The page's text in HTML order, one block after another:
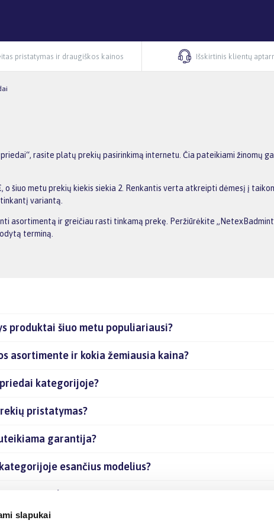
slapukai
pristatymas ir draugiškos kainos Išskirtinis klientų
rasite platų prekių pasirinkimą internetu. Čia pateikiami žinomų
o šiuo metu prekių kiekis siekia 2. Renkantis verta atkreipti dėmesį į
variantą.
asortimentą ir greičiau rasti tinkamą prekę. Peržiūrėkite
terminą.
produktai šiuo metu populiariausi?
asortimente ir kokia žemiausia kaina?
kategorijoje?
pristatymas?
garantija?
esančius modelius?
prekes internetu?